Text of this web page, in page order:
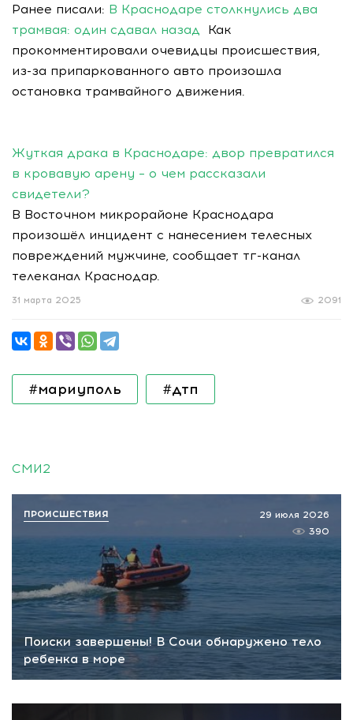
Ранее писали: В Краснодаре столкнулись два
трамвая: один сдавал назад Как
прокомментировали очевидцы происшествия,
из-за припаркованного авто произошла
остановка трамвайного движения.
Жуткая драка в Краснодаре: двор превратился
в кровавую арену – о чем рассказали
свидетели?
В Восточном микрорайоне Краснодара
произошёл инцидент с нанесением телесных
повреждений мужчине, сообщает тг-канал
телеканал Краснодар.
2091
31 марта 2025
#мариуполь #дтп
СМИ2
Поиски завершены! В Сочи обнаружено тело
ребенка в море
29 июля 2026
390
ПРОИСШЕСТВИЯ